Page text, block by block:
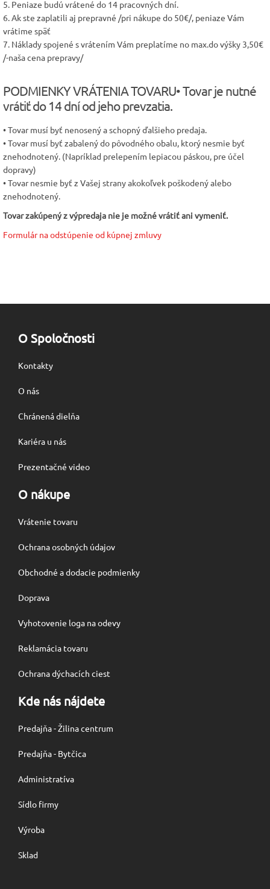
5. Peniaze budú vrátené do 14 pracovných dní.
6. Ak ste zaplatili aj prepravné /pri nákupe do 50€/, peniaze Vám
vrátime späť
7. Náklady spojené s vrátením Vám preplatíme no max.do výšky 3,50€
/-naša cena prepravy/
PODMIENKY VRÁTENIA TOVARU• Tovar je nutné
vrátiť do 14 dní od jeho prevzatia.
• Tovar musí byť nenosený a schopný ďalšieho predaja.
• Tovar musí byť zabalený do pôvodného obalu, ktorý nesmie byť
znehodnotený. (Napríklad prelepením lepiacou páskou, pre účel
dopravy)
• Tovar nesmie byť z Vašej strany akokoľvek poškodený alebo
znehodnotený.
Tovar zakúpený z výpredaja nie je možné vrátiť ani vymeniť.
Formulár na odstúpenie od kúpnej zmluvy
O Spoločnosti
Kontakty
O nás
Chránená dielňa
Kariéra u nás
Prezentačné video
O nákupe
Vrátenie tovaru
Ochrana osobných údajov
Obchodné a dodacie podmienky
Doprava
Vyhotovenie loga na odevy
Reklamácia tovaru
Ochrana dýchacích ciest
Kde nás nájdete
Predajňa - Žilina centrum
Predajňa - Bytčica
Administratíva
Sídlo firmy
Výroba
Sklad